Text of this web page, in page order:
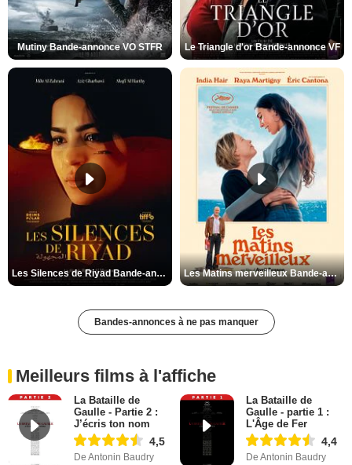
Mutiny Bande-annonce VO STFR Le Triangle d'or Bande-annonce VF
Les Silences de Riyad Bande-annonce VO STFR Les Matins merveilleux Bande-annonce VF
Bandes-annonces à ne pas manquer
Meilleurs films à l'affiche
La Bataille de
Gaulle - Partie 2 :
J’écris ton nom
4,5
De Antonin Baudry
La Bataille de
Gaulle - partie 1 :
L'Âge de Fer
4,4
De Antonin Baudry